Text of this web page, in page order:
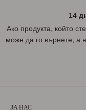
14
Ако продукта, който
може да го върнете, а
ЗА НАС